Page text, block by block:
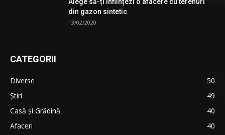
din gazon sintetic
13/02/2020
CATEGORII
Diverse
50
Știri
49
Casă și Grădină
40
Afaceri
40